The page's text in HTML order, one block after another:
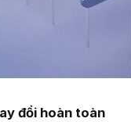
đổi hoàn toàn